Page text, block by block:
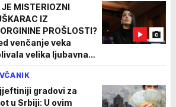
JE MISTERIOZNI
IZ
PROŠLOSTI?
venčanje veka
velika ljubavna
gradovi za
u Srbiji: U ovim